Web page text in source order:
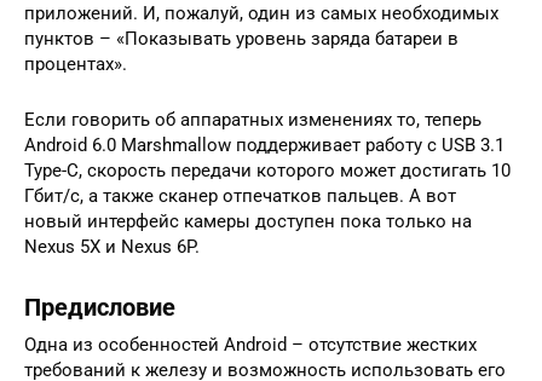
приложений. И, пожалуй, один из самых необходимых
пунктов – «Показывать уровень заряда батареи в
процентах».
Если говорить об аппаратных изменениях то, теперь
Android 6.0 Marshmallow поддерживает работу с USB 3.1
Type-C, скорость передачи которого может достигать 10
Гбит/с, а также сканер отпечатков пальцев. А вот
новый интерфейс камеры доступен пока только на
Nexus 5X и Nexus 6P.
Предисловие
Одна из особенностей Android – отсутствие жестких
требований к железу и возможность использовать его